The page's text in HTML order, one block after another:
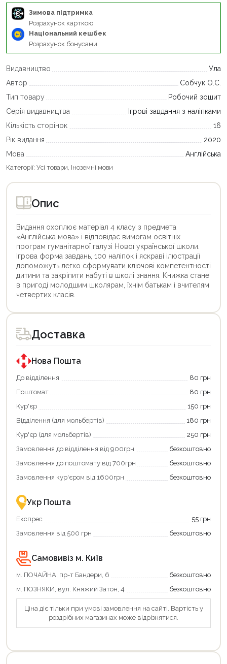
Зимова підтримка
Розрахунок карткою
Національний кешбек
Розрахунок бонусами
Видавництво
Ула
Автор
Собчук О.С.
Тип товару
Робочий зошит
Серія видавництва
Ігрові завдання з наліпками
Кількість сторінок
16
Рік видання
2020
Мова
Англійська
Категорії: Усі товари Іноземні мови
Опис
Видання охоплює матеріал 4 класу з предмета
«Англійська мова» і відповідає вимогам освітніх
програм гуманітарної галузі Нової української школи.
Ігрова форма завдань, 100 наліпок і яскраві ілюстрації
допоможуть легко сформувати ключові компетентності
дитини та закріпити набуті в школі знання. Книжка стане
в пригоді молодшим школярам, їхнім батькам і вчителям
четвертих класів.
товар
для
покупки
державною
програмою
єКнига.
Використовуйте
карту
щоб
зекономити
та
отримати
переваги!
картою
єКнига
–
зручно
та
товар
для
покупки
державною
програмою
«Національний
кешбек».
покупку
«Національний
кешбек»
та
отримуйте
повернення
Економте
більше
разом
державною
підтримкою!
Доставка
Нова Пошта
До відділення
80 грн
Поштомат
80 грн
Кур'єр
150 грн
Відділення (для мольбертів)
180 грн
Кур'єр (для мольбертів)
250 грн
Замовлення до відділення від 900грн
безкоштовно
Замовлення до поштомату від 700грн
безкоштовно
Замовлення кур'єром від 1600грн
безкоштовно
Укр Пошта
Експрес
55 грн
Замовлення від 500 грн
безкоштовно
Самовивіз м. Київ
м. ПОЧАЙНА, пр-т Бандери, 6
безкоштовно
м. ПОЗНЯКИ, вул. Княжий Затон, 4
безкоштовно
Ціна діє тільки при умові замовлення на сайті. Вартість у
роздрібних магазинах може відрізнятися.